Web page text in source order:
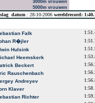
3000m vrouwen
5000m vrouwen
datum : 28-10-2006 wereldrecord:
Falk
R�jler
Hulsink
Heemskerk
Beckert
Rauschenbach
Andreyev
Klaver
Richter